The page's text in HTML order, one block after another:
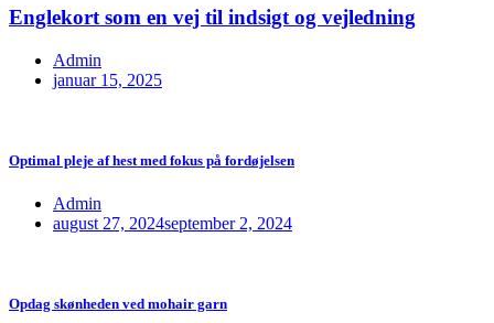
Englekort som en vej til indsigt og vejledning
Admin
januar 15, 2025
Optimal pleje af hest med fokus på fordøjelsen
Admin
august 27, 2024september 2, 2024
Opdag skønheden ved mohair garn